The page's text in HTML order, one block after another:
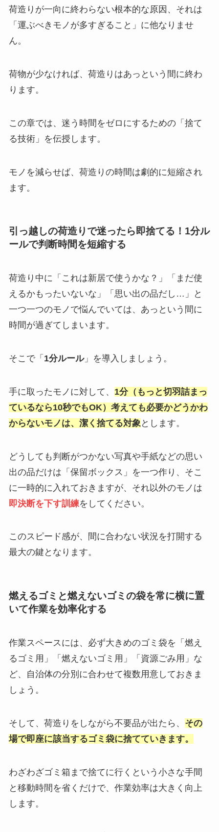
荷造りが一向に終わらない根本的な原因、それは
「運ぶべきモノが多すぎること」に他なりませ
ん。
荷物が少なければ、荷造りはあっという間に終わ
ります。
この章では、迷う時間をゼロにするための「捨て
る技術」を伝授します。
モノを減らせば、荷造りの時間は劇的に短縮され
ます。
引っ越しの荷造りで迷ったら即捨てる！1分ル
ールで判断時間を短縮する
荷造り中に「これは新居で使うかな？」「まだ使
えるかもったいないな」「思い出の品だし…」と
一つ一つのモノで悩んでいては、あっという間に
時間が過ぎてしまいます。
そこで「 1分ルール」を導入しましょう。
手に取ったモノに対して、 1分（もっと切羽詰まっ
ているなら10秒でもOK）考えても必要かどうかわ
からないモノは、潔く捨てる対象 とします。
どうしても判断がつかない写真や手紙などの思い
出の品だけは「保留ボックス」を一つ作り、そこ
に一時的に入れておきますが、それ以外のモノは
即決断を下す訓練をしてください。
このスピード感が、間に合わない状況を打開する
最大の鍵となります。
燃えるゴミと燃えないゴミの袋を常に横に置
いて作業を効率化する
作業スペースには、必ず大きめのゴミ袋を「燃え
るゴミ用」「燃えないゴミ用」「資源ごみ用」な
ど、自治体の分別に合わせて複数用意しておきま
しょう。
そして、荷造りをしながら不要品が出たら、 その
場で即座に該当するゴミ袋に捨てていきます。
わざわざゴミ箱まで捨てに行くという小さな手間
と移動時間を省くだけで、作業効率は大きく向上
します。